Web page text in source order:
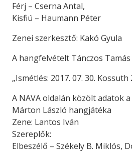
Férj – Cserna Antal,
Kisfiú – Haumann Péter
Zenei szerkesztő: Kakó Gyula
A hangfelvételt Tánczos
„Ismétlés: 2017. 07. 30. Kossuth
A NAVA oldalán közölt adatok
Márton László hangjátéka
Zene: Lantos Iván
Szereplők:
Elbeszélő – Székely B. Miklós,